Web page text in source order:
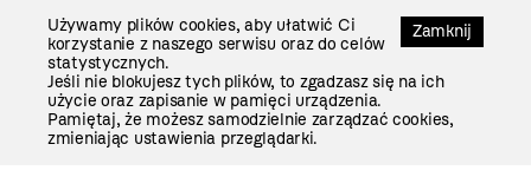
Zamknij
Używamy plików cookies, aby ułatwić Ci
korzystanie z naszego serwisu oraz do celów
statystycznych.
Jeśli nie blokujesz tych plików, to zgadzasz się na ich
użycie oraz zapisanie w pamięci urządzenia.
Pamiętaj, że możesz samodzielnie zarządzać cookies,
zmieniając ustawienia przeglądarki.